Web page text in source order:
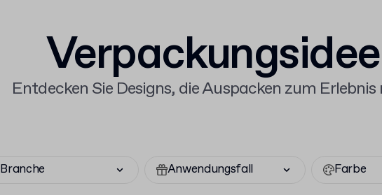
Entdecken Sie Designs, die Auspacken zum
Branche Anwendungsfall Farbe